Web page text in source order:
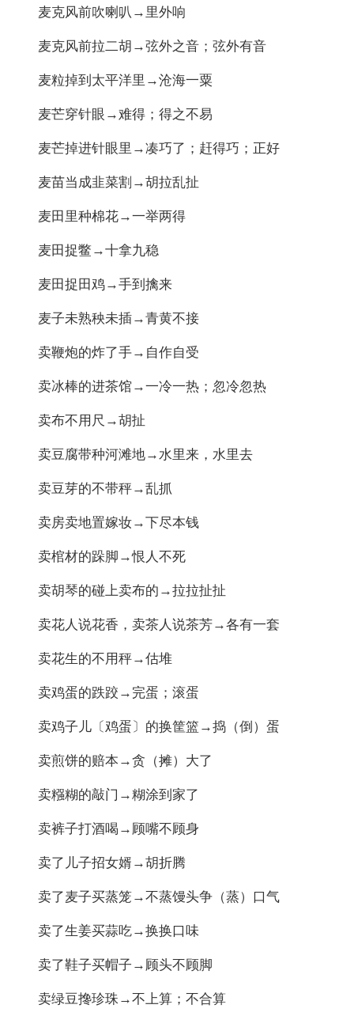
麦克风前吹喇叭→里外响
麦克风前拉二胡→弦外之音；弦外有音
麦粒掉到太平洋里→沧海一粟
麦芒穿针眼→难得；得之不易
麦芒掉进针眼里→凑巧了；赶得巧；正好
麦苗当成韭菜割→胡拉乱扯
麦田里种棉花→一举两得
麦田捉鳖→十拿九稳
麦田捉田鸡→手到擒来
麦子未熟秧未插→青黄不接
卖鞭炮的炸了手→自作自受
卖冰棒的进茶馆→一冷一热；忽冷忽热
卖布不用尺→胡扯
卖豆腐带种河滩地→水里来，水里去
卖豆芽的不带秤→乱抓
卖房卖地置嫁妆→下尽本钱
卖棺材的跺脚→恨人不死
卖胡琴的碰上卖布的→拉拉扯扯
卖花人说花香，卖茶人说茶芳→各有一套
卖花生的不用秤→估堆
卖鸡蛋的跌跤→完蛋；滚蛋
卖鸡子儿〔鸡蛋〕的换筐篮→捣（倒）蛋
卖煎饼的赔本→贪（摊）大了
卖糨糊的敲门→糊涂到家了
卖裤子打酒喝→顾嘴不顾身
卖了儿子招女婿→胡折腾
卖了麦子买蒸笼→不蒸馒头争（蒸）口气
卖了生姜买蒜吃→换换口味
卖了鞋子买帽子→顾头不顾脚
卖绿豆搀珍珠→不上算；不合算